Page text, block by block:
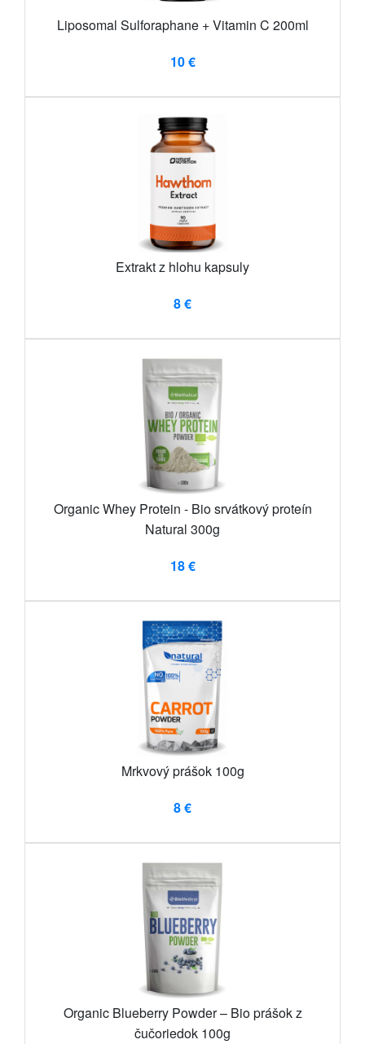
Liposomal Sulforaphane + Vitamin C 200ml
10 €
Extrakt z hlohu kapsuly
8 €
Organic Whey Protein - Bio srvátkový proteín
Natural 300g
18 €
Mrkvový prášok 100g
8 €
Organic Blueberry Powder – Bio prášok z
čučoriedok 100g